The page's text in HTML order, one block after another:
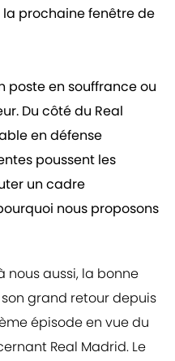
prochaine fenêtre de
poste en souffrance ou
Du côté du Real
en défense
poussent les
un cadre
nous proposons
nous aussi, la bonne
grand retour depuis
épisode en vue du
Real Madrid. Le